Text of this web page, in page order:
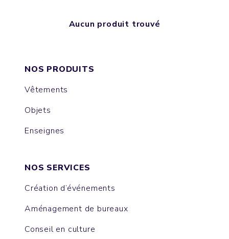
Aucun produit trouvé
NOS PRODUITS
Vêtements
Objets
Enseignes
NOS SERVICES
Création d’événements
Aménagement de bureaux
Conseil en culture